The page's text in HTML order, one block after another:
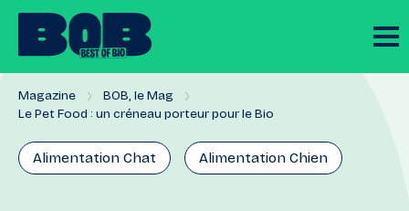
Magazine
BOB, le Mag
Le Pet Food : un créneau porteur pour le Bio
Alimentation Chat Alimentation Chien